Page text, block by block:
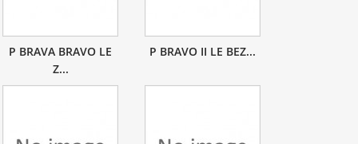
P BRAVA BRAVO LE
Z...
P BRAVO II LE BEZ...